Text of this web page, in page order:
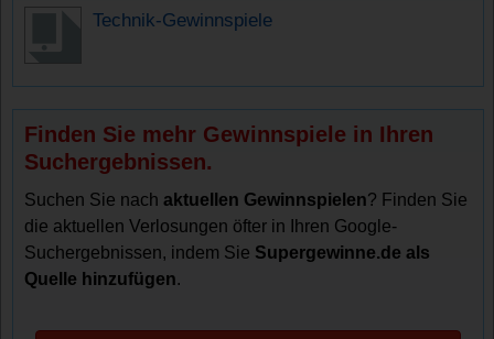
Technik-Gewinnspiele
Finden Sie mehr Gewinnspiele in Ihren
Suchergebnissen.
Suchen Sie nachaktuellen Gewinnspielen? Finden Sie
die aktuellen Verlosungen öfter in Ihren Google-
Suchergebnissen, indem Sie Supergewinne.de als
Quelle hinzufügen.